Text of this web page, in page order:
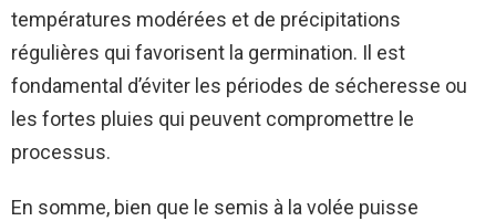
températures modérées et de précipitations
régulières qui favorisent la germination. Il est
fondamental d’éviter les périodes de sécheresse ou
les fortes pluies qui peuvent compromettre le
processus.
En somme, bien que le semis à la volée puisse